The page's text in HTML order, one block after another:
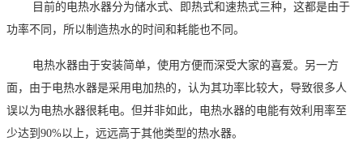
目前的电热水器分为储水式、即热式和速热式三种， 这都是由于
功率不同，所以制造热水的时间和耗能也不同。
电热水器由于安装简单，使用方便而深受大家的喜爱。另一方
面，由于电热水器是采用电加热的， 认为其功率比较大， 导致很多人
误以为电热水器很耗电。 但并非如此，电热水器的电能有效利用率至
少达到 90%以上，远远高于其他类型的热水器。